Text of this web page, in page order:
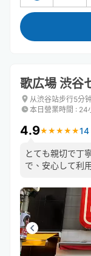
歌広場 渋谷
从渋谷站步行5分
本日營業時間 : 24
4.9★ ★ ★ ★ ★
★ ★ ★ ★ ★14
とても親切で丁
で、安心して利